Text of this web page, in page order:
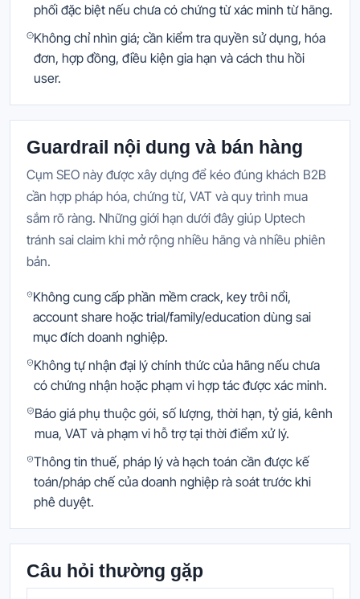
phối đặc biệt nếu chưa có chứng từ xác minh từ hãng.
Không chỉ nhìn giá; cần kiểm tra quyền sử dụng, hóa
đơn, hợp đồng, điều kiện gia hạn và cách thu hồi
user.
Guardrail nội dung và bán hàng
Cụm SEO này được xây dựng để kéo đúng khách B2B
cần hợp pháp hóa, chứng từ, VAT và quy trình mua
sắm rõ ràng. Những giới hạn dưới đây giúp Uptech
tránh sai claim khi mở rộng nhiều hãng và nhiều phiên
bản.
Không cung cấp phần mềm crack, key trôi nổi,
account share hoặc trial/family/education dùng sai
mục đích doanh nghiệp.
Không tự nhận đại lý chính thức của hãng nếu chưa
có chứng nhận hoặc phạm vi hợp tác được xác minh.
Báo giá phụ thuộc gói, số lượng, thời hạn, tỷ giá, kênh
mua, VAT và phạm vi hỗ trợ tại thời điểm xử lý.
Thông tin thuế, pháp lý và hạch toán cần được kế
toán/pháp chế của doanh nghiệp rà soát trước khi
phê duyệt.
Câu hỏi thường gặp